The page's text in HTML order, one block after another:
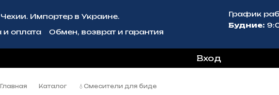
Импортер в Украине.
и оплата
Обмен, возврат и гарантия
График
Будние:
Вход
Главная Каталог 💧Смесители для биде